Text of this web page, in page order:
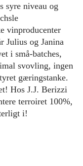
syre niveau og
vinproducenter
Julius og Janina
i små-batches,
svovling, ingen
gæringstanke.
Hos J.J. Berizzi
terroiret 100%,
i!